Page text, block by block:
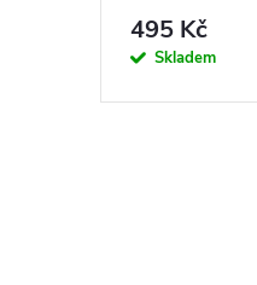
495 Kč
Skladem